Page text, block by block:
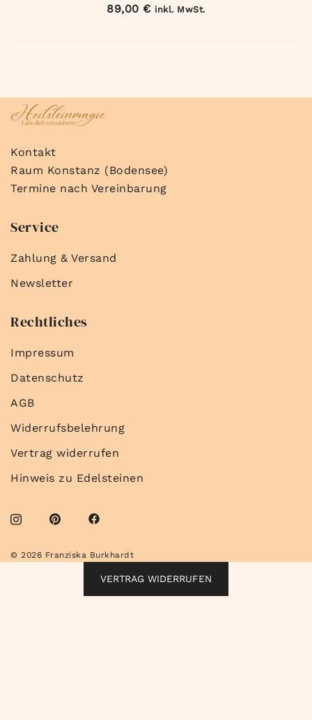
89,00 € inkl. MwSt.
Kontakt
Raum Konstanz (Bodensee)
Termine nach Vereinbarung
Service
Zahlung & Versand
Newsletter
Rechtliches
Impressum
Datenschutz
AGB
Widerrufsbelehrung
Vertrag widerrufen
Hinweis zu Edelsteinen
© 2026 Franziska Burkhardt
VERTRAG WIDERRUFEN